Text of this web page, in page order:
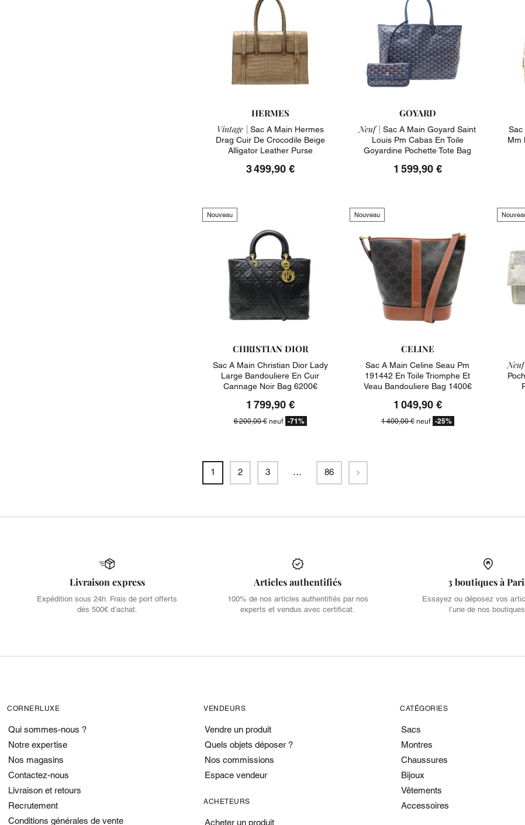
HERMES
Vintage | Sac A Main Hermes
Drag Cuir De Crocodile Beige
Alligator Leather Purse
3 499,90 €
GOYARD
Neuf | Sac A Main Goyard Saint
Louis Pm Cabas En Toile
Goyardine Pochette Tote Bag
1 599,90 €
Sac
Mm
Nouveau
CHRISTIAN DIOR
Sac A Main Christian Dior Lady
Large Bandouliere En Cuir
Cannage Noir Bag 6200€
1 799,90 €
6 200,00 €neuf -71%
Nouveau
CELINE
Sac A Main Celine Seau Pm
191442 En Toile Triomphe Et
Veau Bandouliere Bag 1400€
1 049,90 €
1 400,00 €neuf -25%
1 2 3 … 86 Suivant
Livraison express
Expédition sous 24h. Frais de port offerts
dès 500€ d’achat.
Articles authentifiés
100% de nos articles authentifiés par nos
experts et vendus avec certificat.
3 boutiques à
Essayez ou déposez vos
l’une de nos
CORNERLUXE
Qui sommes-nous ?
Notre expertise
Nos magasins
Contactez-nous
Livraison et retours
Recrutement
Conditions générales de vente
VENDEURS
Vendre un produit
Quels objets déposer ?
Nos commissions
Espace vendeur
ACHETEURS
Acheter un produit
CATÉGORIES
Sacs
Montres
Chaussures
Bijoux
Vêtements
Accessoires